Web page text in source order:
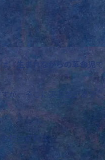
、生まれながらの革命児
が、そこに天王星がある
持つ資質は、